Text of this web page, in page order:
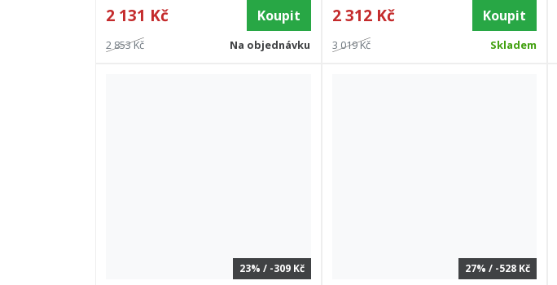
2 131 Kč Koupit
2 853 Kč Na objednávku
2 312 Kč Koupit
3 019 Kč Skladem
23% / -309 Kč 27% / -528 Kč